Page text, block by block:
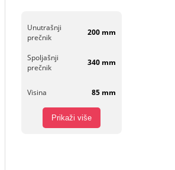
Unutrašnji
prečnik
200 mm
Spoljašnji
prečnik
340 mm
Visina 85 mm
Prikaži više